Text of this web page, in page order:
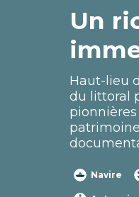
Un
Haut-lieu
du littoral
Navire